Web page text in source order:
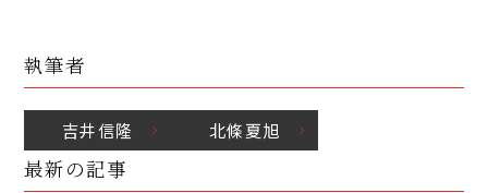
執筆者
吉井信隆 北條夏旭
最新の記事